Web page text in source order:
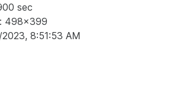
sec
498x399
8:51:53 AM